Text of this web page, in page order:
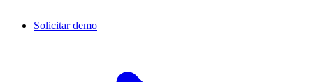
Solicitar demo